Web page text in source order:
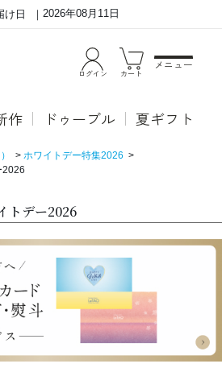
け日 2026年08月11日
ログイン カート
メニュー
作 ドゥーブル 夏ギフト
ホワイトデー特集2026
2026
トデー2026